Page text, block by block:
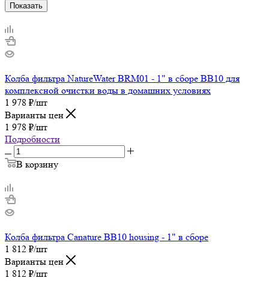
Показать
Колба фильтра NatureWater BRM01 - 1" в сборе BB10 для
комплексной очистки воды в домашних условиях
1 978 ₽/шт
Варианты цен
1 978 ₽/шт
Подробности
В корзину
Колба фильтра Canature BB10 housing - 1" в сборе
1 812 ₽/шт
Варианты цен
1 812 ₽/шт